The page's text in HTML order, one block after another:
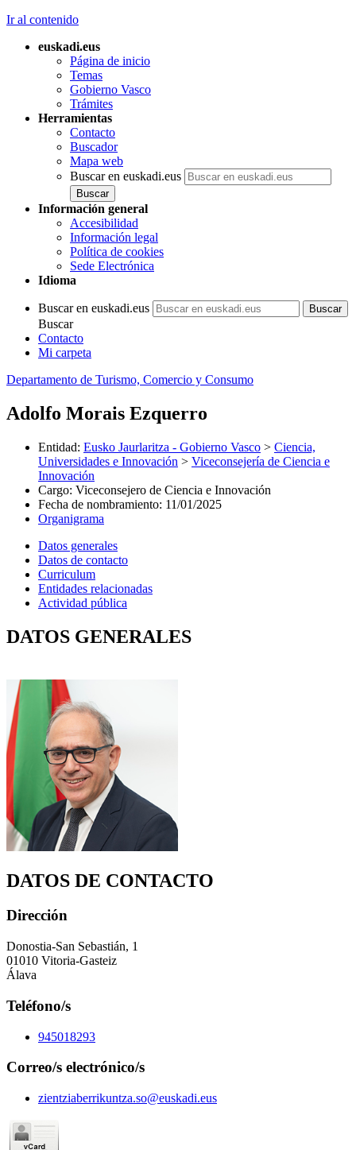
Ir al contenido
euskadi.eus
Página de inicio
Temas
Gobierno Vasco
Trámites
Herramientas
Contacto
Buscador
Mapa web
Buscar en euskadi.eus
Información general
Accesibilidad
Información legal
Política de cookies
Sede Electrónica
Idioma
Buscar en euskadi.eus
Buscar
Contacto
Mi carpeta
Departamento de Turismo, Comercio y Consumo
Adolfo Morais Ezquerro
Entidad: Eusko Jaurlaritza - Gobierno Vasco > Ciencia,
Universidades e Innovación > Viceconsejería de Ciencia e
Innovación
Cargo: Viceconsejero de Ciencia e Innovación
Fecha de nombramiento: 11/01/2025
Organigrama
Datos generales
Datos de contacto
Curriculum
Entidades relacionadas
Actividad pública
DATOS GENERALES
DATOS DE CONTACTO
Dirección
Donostia-San Sebastián, 1
01010 Vitoria-Gasteiz
Álava
Teléfono/s
945018293
Correo/s electrónico/s
zientziaberrikuntza.so@euskadi.eus